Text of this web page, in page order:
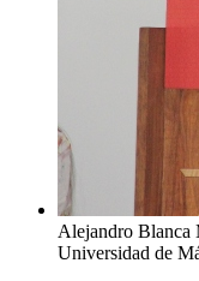
Alejandro Blanca
Universidad de